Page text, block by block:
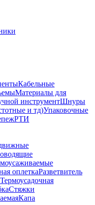
Кабельные
Материалы для
инструментШнуры
и тд)Упаковочные
РТИ
оплеткаРазветвитель
Термоусадочная
Стяжки
Капа